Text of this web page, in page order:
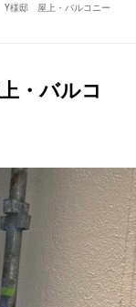
様邸 屋上・バルコニー
・バルコ